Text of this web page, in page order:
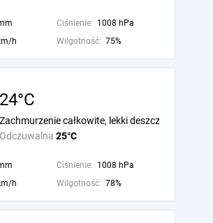
Ciśnienie: 1008 hPa
h Wilgotność: 75%
24°C
Odczuwalna 25°C
Zachmurzenie całkowite, lekki deszcz
Ciśnienie: 1008 hPa
h Wilgotność: 78%